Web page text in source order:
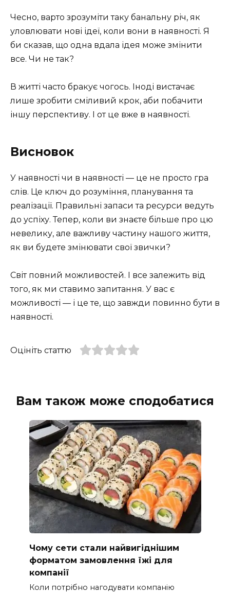
Чесно, варто зрозуміти таку банальну річ, як
уловлювати нові ідеї, коли вони в наявності. Я
би сказав, що одна вдала ідея може змінити
все. Чи не так?
В житті часто бракує чогось. Іноді вистачає
лише зробити сміливий крок, аби побачити
іншу перспективу. І от це вже в наявності.
Висновок
У наявності чи в наявності — це не просто гра
слів. Це ключ до розуміння, планування та
реалізації. Правильні запаси та ресурси ведуть
до успіху. Тепер, коли ви знаєте більше про цю
невелику, але важливу частину нашого життя,
як ви будете змінювати свої звички?
Світ повний можливостей. І все залежить від
того, як ми ставимо запитання. У вас є
можливості — і це те, що завжди повинно бути в
наявності.
Оцініть статтю
Вам також може сподобатися
Чому сети стали найвигіднішим
форматом замовлення їжі для
компанії
Коли потрібно нагодувати компанію